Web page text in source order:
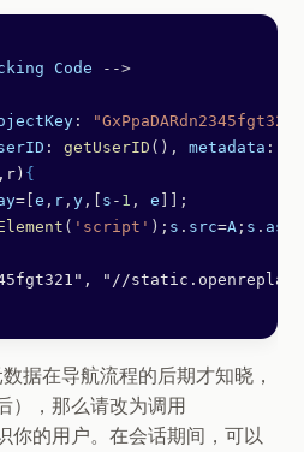
Code -->
:
"GxPpaDARdn2345fgt321"
: getUserID (), metadata : {
{
=[ e , r , y ,[ s - 1 , e ]];
( 'script' ); s . src=A ; s .
"//
据在导航流程的后期才知晓，
），那么请改为调用
你的用户。在会话期间，可以